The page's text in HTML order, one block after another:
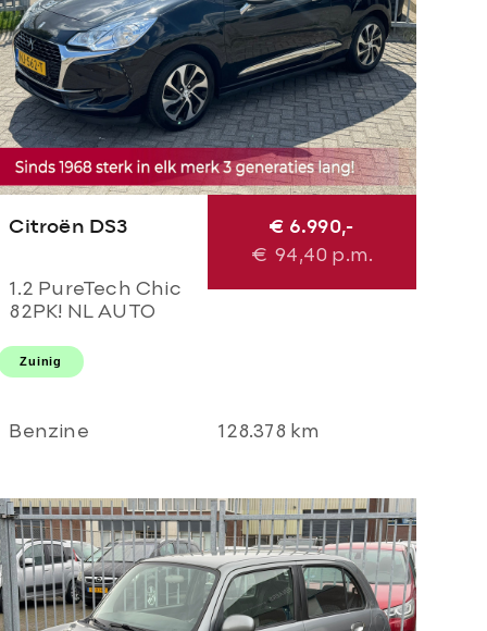
Citroën DS3
1.2 PureTech Chic
82PK! NL AUTO
TOPSTAAT! Airco l
LED l Cruise l
€ 6.990,-
€94,40 p.m.
Zuinig
Benzine 128.378 km